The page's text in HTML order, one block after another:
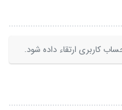
کاربری ارتقاء داده شود.